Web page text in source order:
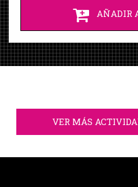
AÑADIR
VER MÁS